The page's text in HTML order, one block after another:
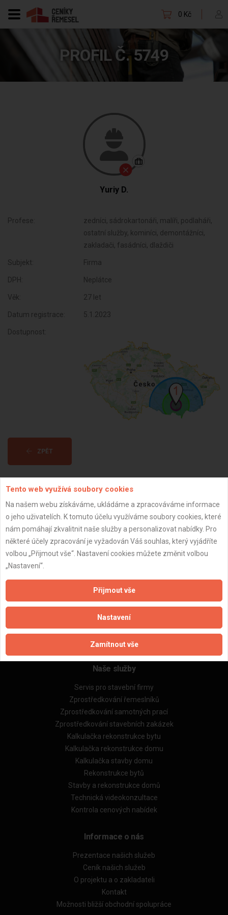
0 Kč
PROFIL Č. 5749
Yuriy D.
Profese:
zedníci, sádrokartonáři, malíři, podlaháři,
ostatní služby, kominíci, demontážníci,
zakladači, fasádníci, dlaždiči
Subjekt: Firma
DPH: Neplátce
Věk: 27 let
Datum registrace: 5.1.2023
Dostupnost:
ZPĚT
Aktualizováno z portálu ARES dne 04.01.2024 14:15:09
Důležité informace
Zpracování a ochrana osobních údajů
Zásady pro používání souborů cookie
Obchodní podmínky (zprostředkování)
Obchodní podmínky (rozpočtování)
Reference
Naše excelové tabulky online
Naše služby
Servis pro stavební firmy
Zprostředkování řemeslníků
Zprostředkování samotných prací
Zprostředkování stavebních zakázek
Kalkulačka rekonstrukce bytu
Kalkulačka rekonstrukce domu
Kalkulačka stavby domu
Rekonstrukce bytů
Stavby a rekonstrukce domů
Technická videokonzultace
Kontrola cenových nabídek
Informace o nás
Prezentace našich služeb
Ceník našich služeb
O projektu a o zakladateli
Kontakt
Možnosti bližší obchodní spolupráce
Tento web využívá soubory cookies
Na našem webu získáváme, ukládáme a zpracováváme informace
o jeho uživatelích. K tomuto účelu využíváme soubory cookies, které
nám pomáhají zkvalitnit naše služby a personalizovat nabídky. Pro
některé účely zpracování je vyžadován Váš souhlas, který vyjádříte
volbou „Přijmout vše“. Nastavení cookies můžete změnit volbou
„Nastavení“.
Přijmout vše
Nastavení
Zamítnout vše